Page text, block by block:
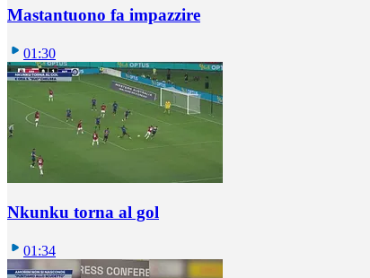
Mastantuono fa impazzire
01:30
Nkunku torna al gol
01:34